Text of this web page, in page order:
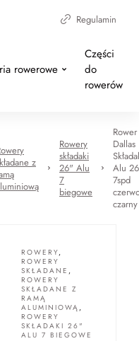
Regulamin
rowerowe
Części
do
rowerów
z
Rowery
składaki
26" Alu
7
biegowe
Rower
Dallas
Alu
7spd
czarny
ROWERY,
ROWERY
SKŁADANE ,
ROWERY
SKŁADANE Z
RAMĄ
ALUMINIOWĄ ,
ROWERY
SKŁADAKI 26"
ALU 7 BIEGOWE